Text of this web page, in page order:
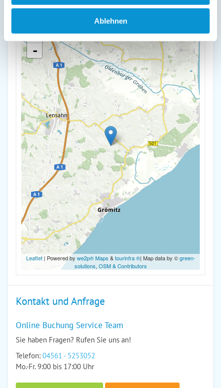
Ablehnen
23743 Cismar
+
-
Leaflet| Powered by we2p® Maps &tourinfra ®| Map data by ©green-
solutions, OSM & Contributors
Kontakt und Anfrage
Online Buchung Service Team
Sie haben Fragen? Rufen Sie uns an!
Telefon: 04561 - 5253052
Mo.-Fr. 9:00 bis 17:00 Uhr